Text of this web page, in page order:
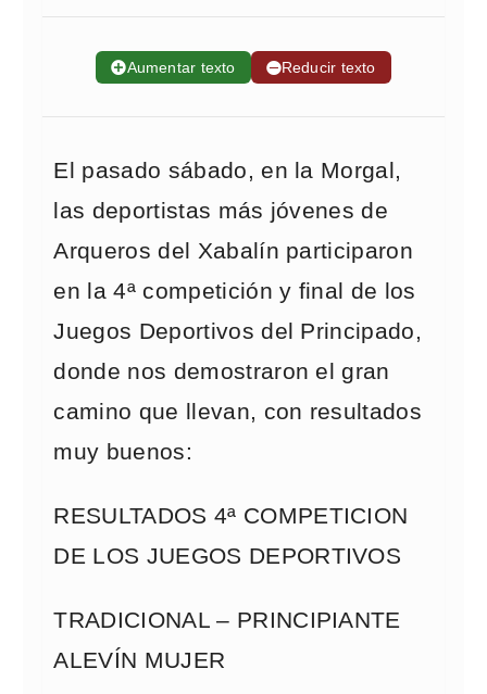
➕Aumentar texto ➖Reducir texto
El pasado sábado, en la Morgal,
las deportistas más jóvenes de
Arqueros del Xabalín participaron
en la 4ª competición y final de los
Juegos Deportivos del Principado,
donde nos demostraron el gran
camino que llevan, con resultados
muy buenos:
RESULTADOS 4ª COMPETICION
DE LOS JUEGOS DEPORTIVOS
TRADICIONAL – PRINCIPIANTE
ALEVÍN MUJER